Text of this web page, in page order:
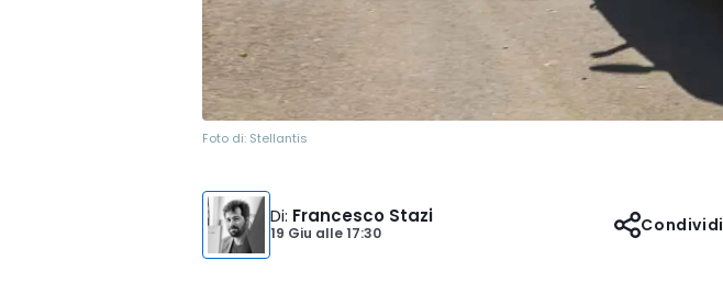
Foto di: Stellantis
Di: Francesco Stazi
19 Giu alle17:30 Condividi